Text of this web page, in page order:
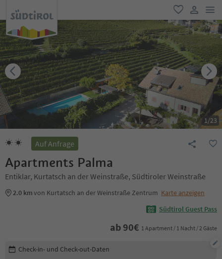
favorit
user link
1/23
Auf Anfrage
Apartments Palma
Entiklar, Kurtatsch an der Weinstraße, Südtiroler Weinstraße
2.0 kmvon Kurtatsch an der Weinstraße Zentrum Karte anzeigen
Südtirol Guest Pass
ab 90€ 1 Apartment / 1 Nacht / 2 Gäste
Buchungsdetails bearbeiten
Check-in- und Check-out-Daten